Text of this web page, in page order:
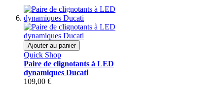
Ajouter au panier
Quick Shop
Paire de clignotants à LED
dynamiques Ducati
109,00 €